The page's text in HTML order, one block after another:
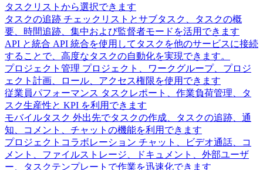
タスクリストから選択できます
タスクの追跡 チェックリストとサブタスク、タスクの概
要、時間追跡、集中および監督者モードを活用できます
API と統合 API 統合を使用してタスクを他のサービスに接続
することで、高度なタスクの自動化を実現できます。
プロジェクト管理 プロジェクト、ワークグループ、プロジ
ェクト計画、ロール、アクセス権限を使用できます
従業員パフォーマンス タスクレポート、作業負荷管理、タ
スク生産性と KPI を利用できます
モバイルタスク 外出先でタスクの作成、タスクの追跡、通
知、コメント、チャットの機能を利用できます
プロジェクトコラボレーション チャット、ビデオ通話、コ
メント、ファイルストレージ、ドキュメント、外部ユーザ
ー、タスクテンプレートで作業を迅速化できます